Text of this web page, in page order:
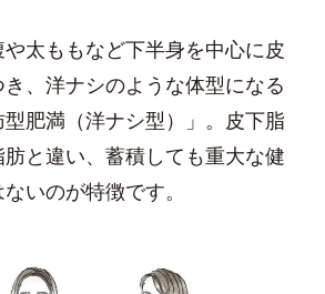
太ももなど下半身を中心に皮
、洋ナシのような体型になる
型肥満（洋ナシ型）」。皮下脂
と違い、蓄積しても重大な健
いのが特徴です。